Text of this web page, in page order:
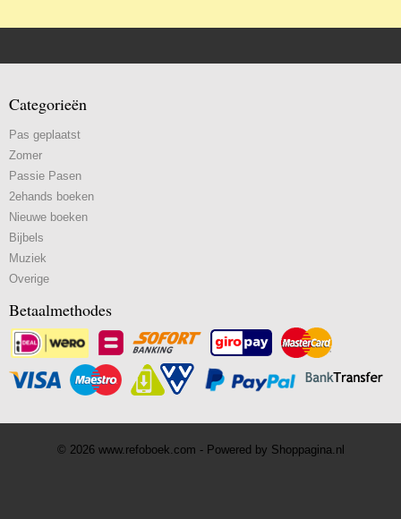
Categorieën
Pas geplaatst
Zomer
Passie Pasen
2ehands boeken
Nieuwe boeken
Bijbels
Muziek
Overige
Betaalmethodes
© 2026 www.refoboek.com - Powered by Shoppagina.nl